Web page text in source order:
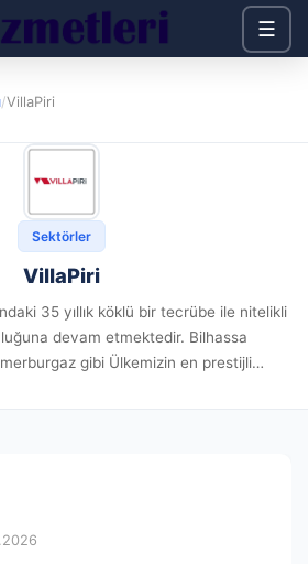
☰
/VillaPiri
Sektörler
VillaPiri
35 yıllık köklü bir tecrübe ile nitelikli
devam etmektedir. Bilhassa
gibi Ülkemizin en prestijli